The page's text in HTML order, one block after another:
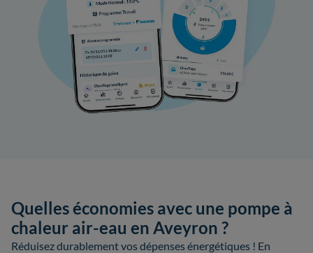
Quelles économies avec une pompe à
chaleur air-eau en Aveyron ?
Réduisez durablement vos dépenses énergétiques ! En